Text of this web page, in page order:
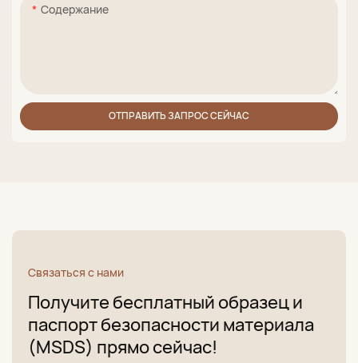
Содержание
ОТПРАВИТЬ ЗАПРОС СЕЙЧАС
Связаться с нами
Получите бесплатный образец и
паспорт безопасности материала
(MSDS) прямо сейчас!